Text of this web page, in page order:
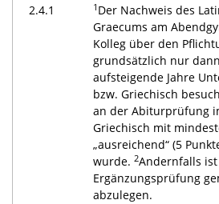
2.4.1
1 Der Nachweis des
Graecums am
Kolleg über den
grundsätzlich nur
aufsteigende Jahre
bzw. Griechisch
an der Abiturprüfung
Griechisch mit
„ausreichend“ (5
wurde. 2Andernfalls
Ergänzungsprüfung
abzulegen.